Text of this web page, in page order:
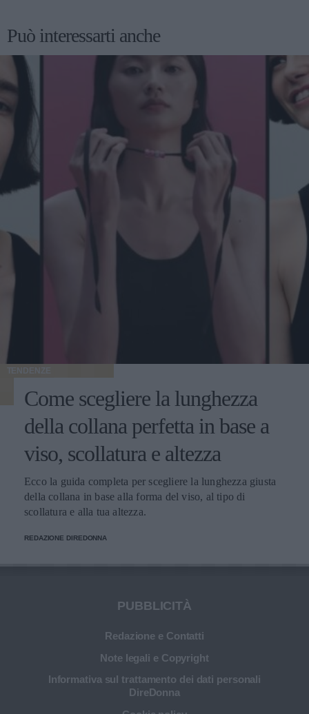
Può interessarti anche
TENDENZE
Come scegliere la lunghezza
della collana perfetta in base a
viso, scollatura e altezza
Ecco la guida completa per scegliere la lunghezza giusta
della collana in base alla forma del viso, al tipo di
scollatura e alla tua altezza.
REDAZIONE DIREDONNA
PUBBLICITÀ
Redazione e Contatti
Note legali e Copyright
Informativa sul trattamento dei dati personali
DireDonna